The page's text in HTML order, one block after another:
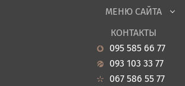
Садовая мебель
Гостиная
Кухня
Прихожие
Ванная
МЕНЮ САЙТА
О нас
Новости
Гарантия
Кредит
КОНТАКТЫ
095 585 66 77
093 103 33 77
067 586 55 77